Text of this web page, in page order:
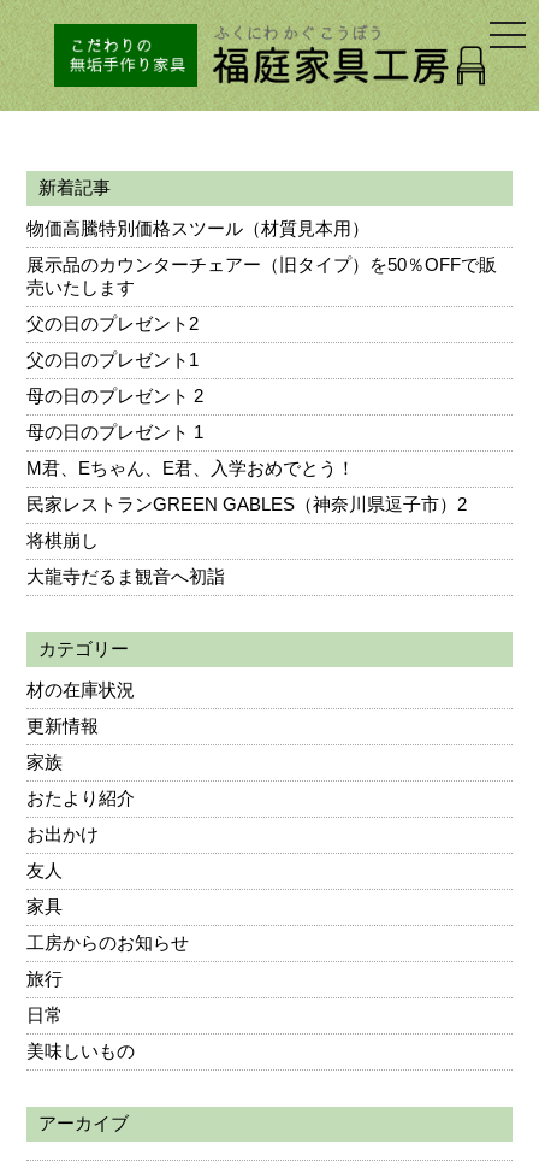
新着記事
物価高騰特別価格スツール（材質見本用）
展示品のカウンターチェアー（旧タイプ）を50％OFFで販
売いたします
父の日のプレゼント2
父の日のプレゼント1
母の日のプレゼント 2
母の日のプレゼント 1
M君、Eちゃん、E君、入学おめでとう！
民家レストランGREEN GABLES（神奈川県逗子市）2
将棋崩し
大龍寺だるま観音へ初詣
カテゴリー
材の在庫状況
更新情報
家族
おたより紹介
お出かけ
友人
家具
工房からのお知らせ
旅行
日常
美味しいもの
アーカイブ